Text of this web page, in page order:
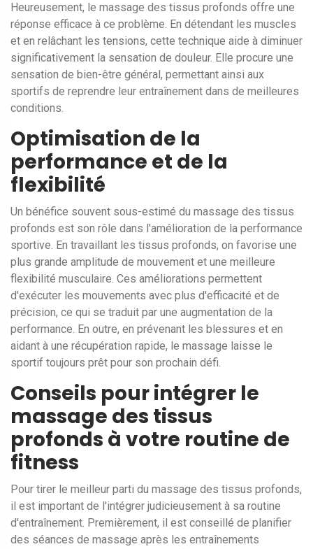
Heureusement, le massage des tissus profonds offre une
réponse efficace à ce problème. En détendant les muscles
et en relâchant les tensions, cette technique aide à diminuer
significativement la sensation de douleur. Elle procure une
sensation de bien-être général, permettant ainsi aux
sportifs de reprendre leur entraînement dans de meilleures
conditions.
Optimisation de la
performance et de la
flexibilité
Un bénéfice souvent sous-estimé du massage des tissus
profonds est son rôle dans l'amélioration de la performance
sportive. En travaillant les tissus profonds, on favorise une
plus grande amplitude de mouvement et une meilleure
flexibilité musculaire. Ces améliorations permettent
d'exécuter les mouvements avec plus d'efficacité et de
précision, ce qui se traduit par une augmentation de la
performance. En outre, en prévenant les blessures et en
aidant à une récupération rapide, le massage laisse le
sportif toujours prêt pour son prochain défi.
Conseils pour intégrer le
massage des tissus
profonds à votre routine de
fitness
Pour tirer le meilleur parti du massage des tissus profonds,
il est important de l'intégrer judicieusement à sa routine
d'entraînement. Premièrement, il est conseillé de planifier
des séances de massage après les entraînements